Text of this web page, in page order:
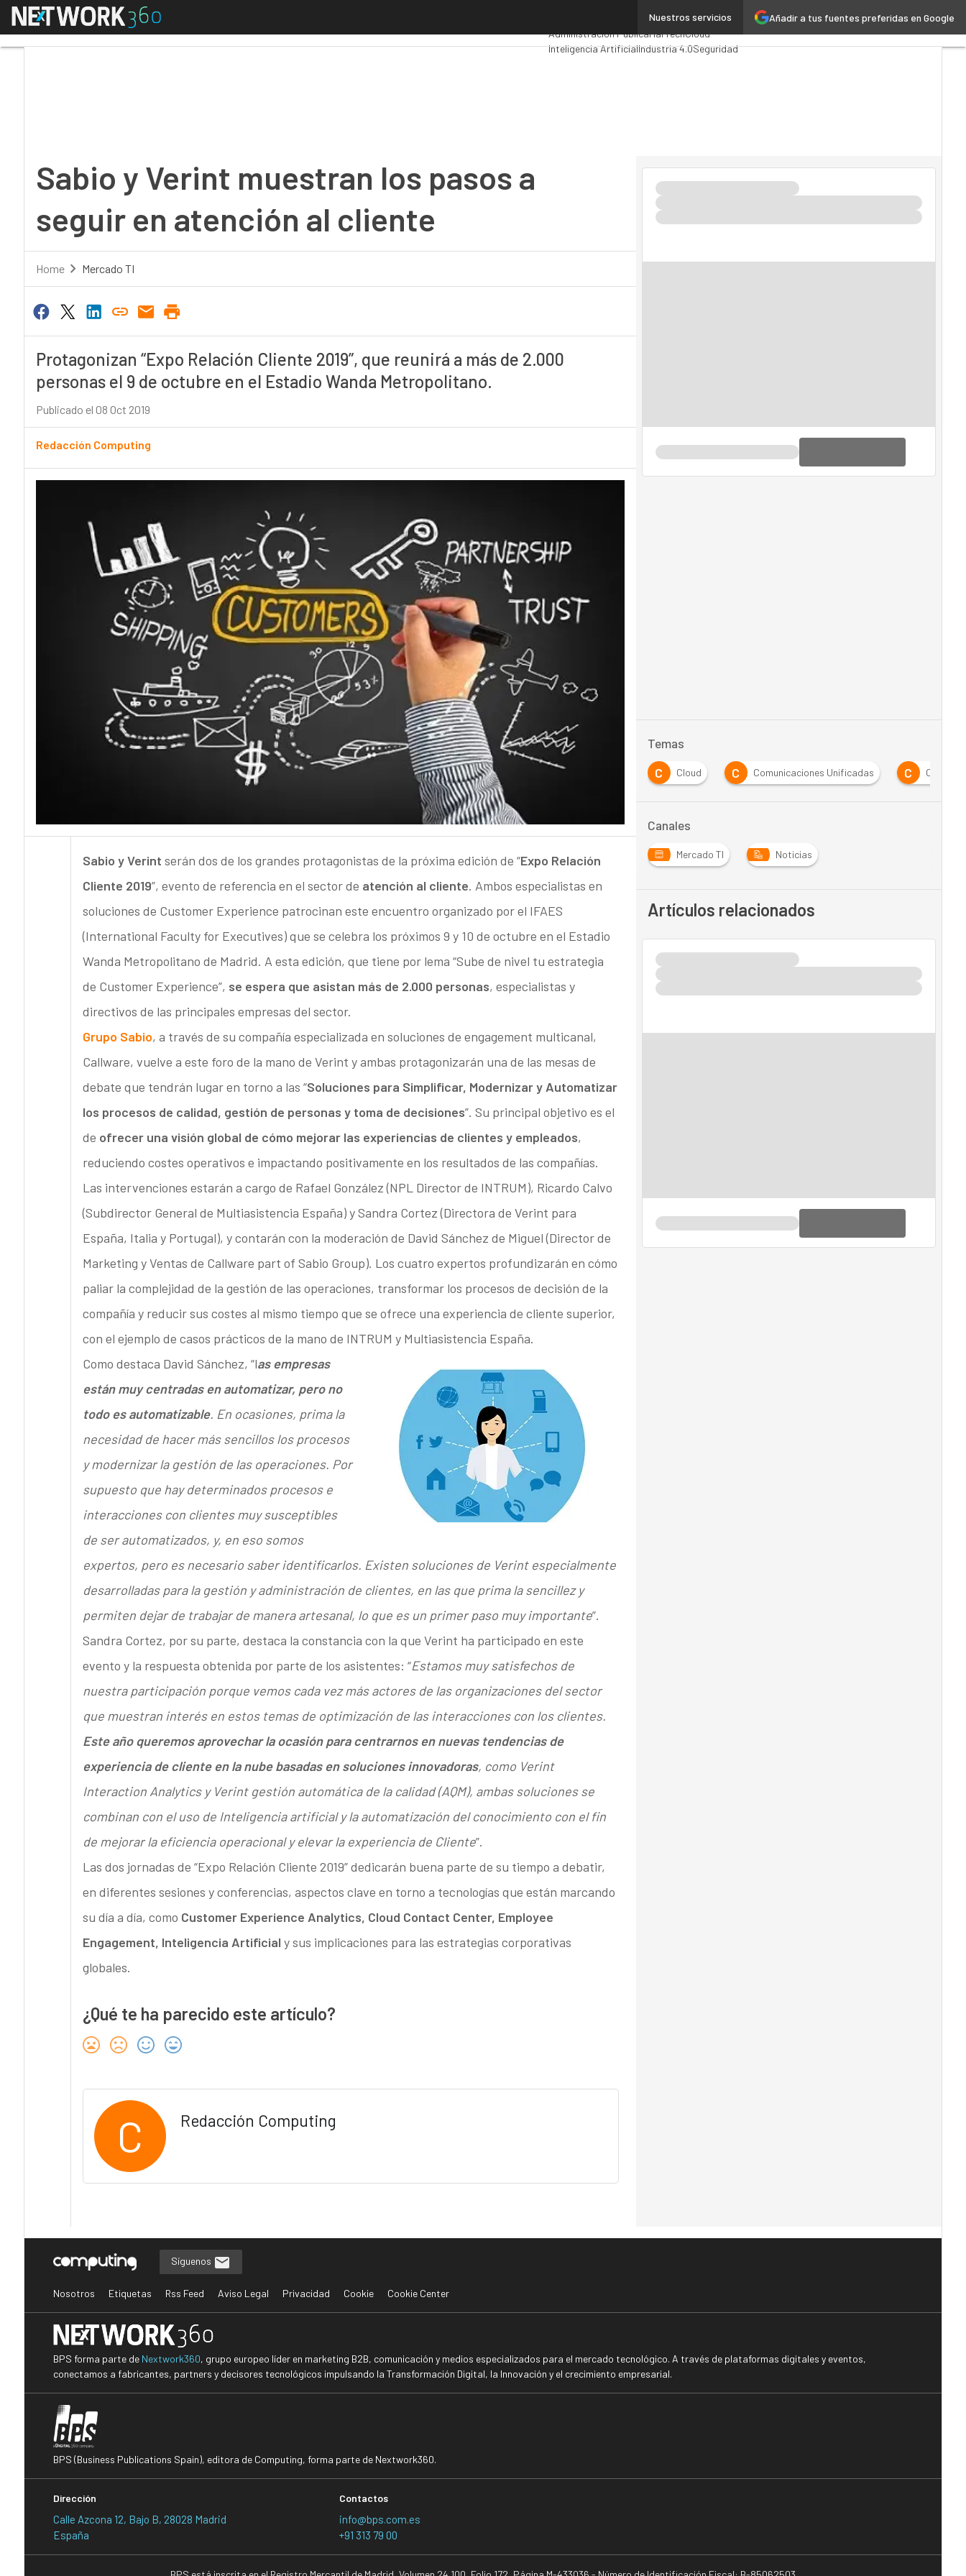
Añadir a tus fuentes preferidas en Google
Nuestros servicios
Menú
Analytics
Administración PúblicaMarTechCloud
Inteligencia ArtificialIndustria 4.0Seguridad
Sabio y Verint muestran los pasos a
seguir en atención al cliente
Home Mercado TI
Protagonizan “Expo Relación Cliente 2019”, que reunirá a más de 2.000
personas el 9 de octubre en el Estadio Wanda Metropolitano.
Publicado el 08 Oct 2019
Redacción Computing
Sabio y Verint serán dos de los grandes protagonistas de la próxima edición de “Expo Relación
Cliente 2019”, evento de referencia en el sector de atención al cliente. Ambos especialistas en
soluciones de Customer Experience patrocinan este encuentro organizado por el IFAES
(International Faculty for Executives) que se celebra los próximos 9 y 10 de octubre en el Estadio
Wanda Metropolitano de Madrid. A esta edición, que tiene por lema “Sube de nivel tu estrategia
de Customer Experience”, se espera que asistan más de 2.000 personas, especialistas y
directivos de las principales empresas del sector.
Grupo Sabio, a través de su compañía especializada en soluciones de engagement multicanal,
Callware, vuelve a este foro de la mano de Verint y ambas protagonizarán una de las mesas de
debate que tendrán lugar en torno a las “Soluciones para Simplificar, Modernizar y Automatizar
los procesos de calidad, gestión de personas y toma de decisiones”. Su principal objetivo es el
de ofrecer una visión global de cómo mejorar las experiencias de clientes y empleados,
reduciendo costes operativos e impactando positivamente en los resultados de las compañías.
Las intervenciones estarán a cargo de Rafael González (NPL Director de INTRUM), Ricardo Calvo
(Subdirector General de Multiasistencia España) y Sandra Cortez (Directora de Verint para
España, Italia y Portugal), y contarán con la moderación de David Sánchez de Miguel (Director de
Marketing y Ventas de Callware part of Sabio Group). Los cuatro expertos profundizarán en cómo
paliar la complejidad de la gestión de las operaciones, transformar los procesos de decisión de la
compañía y reducir sus costes al mismo tiempo que se ofrece una experiencia de cliente superior,
con el ejemplo de casos prácticos de la mano de INTRUM y Multiasistencia España.
Como destaca David Sánchez, “las empresas
están muy centradas en automatizar, pero no
todo es automatizable. En ocasiones, prima la
necesidad de hacer más sencillos los procesos
y modernizar la gestión de las operaciones. Por
supuesto que hay determinados procesos e
interacciones con clientes muy susceptibles
de ser automatizados, y, en eso somos
expertos, pero es necesario saber identificarlos. Existen soluciones de Verint especialmente
desarrolladas para la gestión y administración de clientes, en las que prima la sencillez y
permiten dejar de trabajar de manera artesanal, lo que es un primer paso muy importante”.
Sandra Cortez, por su parte, destaca la constancia con la que Verint ha participado en este
evento y la respuesta obtenida por parte de los asistentes: “Estamos muy satisfechos de
nuestra participación porque vemos cada vez más actores de las organizaciones del sector
que muestran interés en estos temas de optimización de las interacciones con los clientes.
Este año queremos aprovechar la ocasión para centrarnos en nuevas tendencias de
experiencia de cliente en la nube basadas en soluciones innovadoras, como Verint
Interaction Analytics y Verint gestión automática de la calidad (AQM), ambas soluciones se
combinan con el uso de Inteligencia artificial y la automatización del conocimiento con el fin
de mejorar la eficiencia operacional y elevar la experiencia de Cliente”.
Las dos jornadas de “Expo Relación Cliente 2019” dedicarán buena parte de su tiempo a debatir,
en diferentes sesiones y conferencias, aspectos clave en torno a tecnologías que están marcando
su día a día, como Customer Experience Analytics, Cloud Contact Center, Employee
Engagement, Inteligencia Artificial y sus implicaciones para las estrategias corporativas
globales.
¿Qué te ha parecido este artículo?
C Redacción Computing
Temas
A
C Cloud C Comunicaciones Unificadas C Costes
Canales
Mercado TI Noticias
Artículos relacionados
Síguenos
Nosotros Etiquetas Rss Feed Aviso Legal Privacidad Cookie Cookie Center
BPS forma parte de Nextwork360, grupo europeo líder en marketing B2B, comunicación y medios especializados para el mercado tecnológico. A través de plataformas digitales y eventos,
conectamos a fabricantes, partners y decisores tecnológicos impulsando la Transformación Digital, la Innovación y el crecimiento empresarial.
BPS (Business Publications Spain), editora de Computing, forma parte de Nextwork360.
Dirección
Calle Azcona 12, Bajo B, 28028 Madrid
España
Contactos
info@bps.com.es
+91 313 79 00